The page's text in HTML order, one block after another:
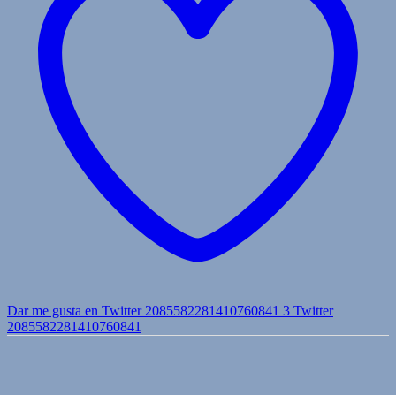
Dar me gusta en Twitter 2085582281410760841 3 Twitter
2085582281410760841